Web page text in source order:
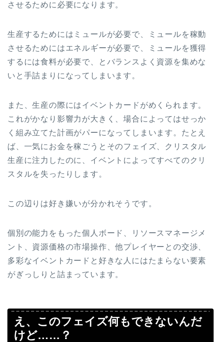
させるために必要になります。
生産するためにはミュールが必要で、ミュールを稼動
させるためにはエネルギーが必要で、ミュールを獲得
するには食料が必要で、とバランスよく資源を集めな
いと手詰まりになってしまいます。
また、生産の際にはイベントカードがめくられます。
これがかなり影響力が大きく、場合によってはせっか
く組み立てた計画がパーになってしまいます。たとえ
ば、一気にお金を稼ごうとそのフェイズ、クリスタル
生産に注力したのに、イベントによってすべてのクリ
スタルを失ったりします。
この辺りは好き嫌いが分かれそうです。
個別の能力をもった個人ボード、リソースマネージメ
ント、資源価格の市場操作、他プレイヤーとの交渉、
多彩なイベントカードと好きな人にはたまらない要素
がぎっしりと詰まっています。
え、このフェイズ何もできないんだ
けど……？